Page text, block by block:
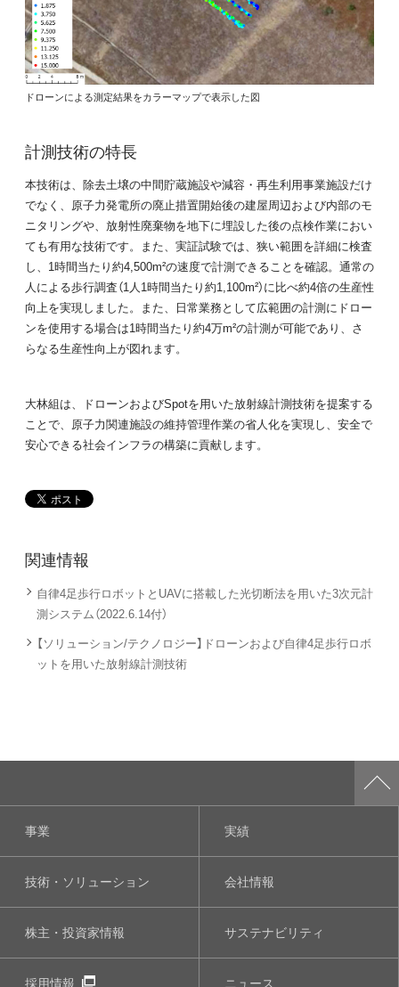
ドローンによる測定結果をカラーマップで表示した図
計測技術の特長
本技術は、除去土壌の中間貯蔵施設や減容・再生利用事業施設だけ
でなく、原子力発電所の廃止措置開始後の建屋周辺および内部のモ
ニタリングや、放射性廃棄物を地下に埋設した後の点検作業におい
ても有用な技術です。また、実証試験では、狭い範囲を詳細に検査
し、1時間当たり約4,500m²の速度で計測できることを確認。通常の
人による歩行調査（1人1時間当たり約1,100m²）に比べ約4倍の生産性
向上を実現しました。また、日常業務として広範囲の計測にドロー
ンを使用する場合は1時間当たり約4万m²の計測が可能であり、さ
らなる生産性向上が図れます。
大林組は、ドローンおよびSpotを用いた放射線計測技術を提案する
ことで、原子力関連施設の維持管理作業の省人化を実現し、安全で
安心できる社会インフラの構築に貢献します。
関連情報
自律4足歩行ロボットとUAVに搭載した光切断法を用いた3次元計
測システム（2022.6.14付）
【ソリューション/テクノロジー】ドローンおよび自律4足歩行ロボ
ットを用いた放射線計測技術
事業 実績
技術・ソリューション 会社情報
株主・投資家情報 サステナビリティ
採用情報 ニュース